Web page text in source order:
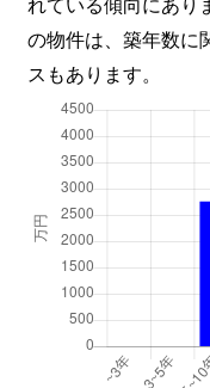
の物件は、築年数に
スもあります。